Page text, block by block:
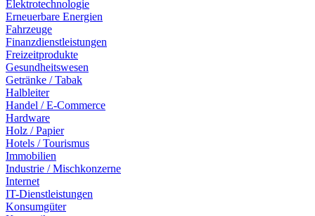
Elektrotechnologie
Erneuerbare Energien
Fahrzeuge
Finanzdienstleistungen
Freizeitprodukte
Gesundheitswesen
Getränke / Tabak
Halbleiter
Handel / E-Commerce
Hardware
Holz / Papier
Hotels / Tourismus
Immobilien
Industrie / Mischkonzerne
Internet
IT-Dienstleistungen
Konsumgüter